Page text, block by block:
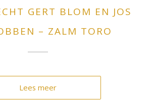
GERT BLOM EN JOS
– ZALM TORO
Lees meer